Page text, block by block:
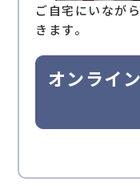
ご自宅にいなが
きます。
オンライ